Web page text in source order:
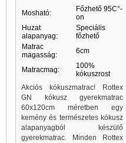
Mosható:
Főzhető 95C°-
on
Huzat
alapanyag:
Speciális
főzhető
Matrac
magasság:
6cm
Matracmag:
100%
kókuszrost
Akciós kókuszmatrac! Rottex
GN kókusz gyerekmatrac
60x120cm méretben egy
kemény és természetes kókusz
alapanyagból készülő
gyerekmatrac. Minden Rottex